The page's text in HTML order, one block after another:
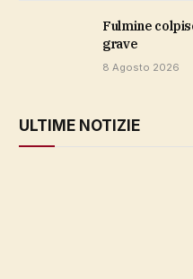
Fulmine colpisce scout su Monte Livata, è
grave
8 Agosto 2026
ULTIME NOTIZIE